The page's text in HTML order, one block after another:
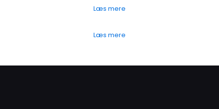
Læs mere
Læs mere